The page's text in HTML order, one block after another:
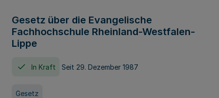
Gesetz über die Evangelische
Fachhochschule Rheinland-Westfalen-
Lippe
In Kraft Seit 29. Dezember 1987
Gesetz